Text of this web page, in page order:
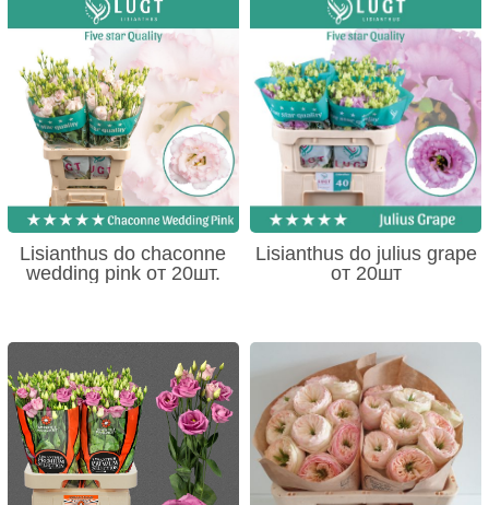
Lisianthus do chaconne
wedding pink от 20шт.
Lisianthus do julius grape
от 20шт